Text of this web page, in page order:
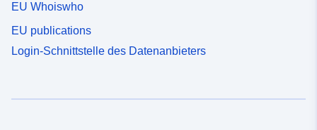
EU Whoiswho
EU publications
Login-Schnittstelle des Datenanbieters